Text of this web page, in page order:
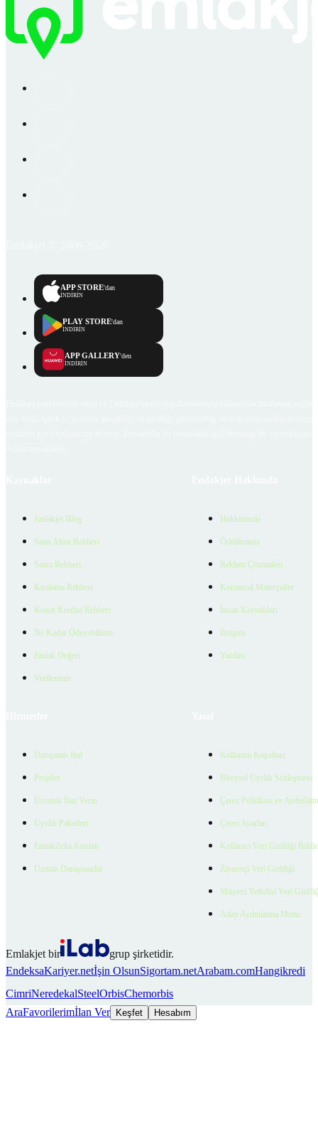
APP STORE'dan
İNDİRİN
PLAY STORE'dan
İNDİRİN
APP GALLERY'den
İNDİRİN
Emlakjet Blog
Satın Alma Rehberi
Satıcı Rehberi
Kiralama Rehberi
Konut Kredisi Rehberi
Ne Kadar Ödeyebilirim
Emlak Değeri
Verilerimiz
Hakkımızda
Ödüllerimiz
Reklam Çözümleri
Kurumsal Materyaller
İnsan Kaynakları
İletişim
Yardım
Danışman Bul
Projeler
Ücretsiz İlan Verin
Üyelik Paketleri
EmlakZeka Asistan
Uzman Danışmanlar
Kullanım Koşulları
Bireysel Üyelik Sözleşmesi
Çerez Politikası ve
Çerez Ayarları
Kullanıcı Veri Gizliliği
Ziyaretçi Veri Gizliliği
Müşteri Yetkilisi Veri
Aday Aydınlatma Metni
Emlakjet bir
grup şirketidir.
EndeksaKariyer.netİşin OlsunSigortam.netArabam.comHangikredi
CimriNeredekalSteelOrbisChemorbis
AraFavorilerimİlan Ver Keşfet Hesabım